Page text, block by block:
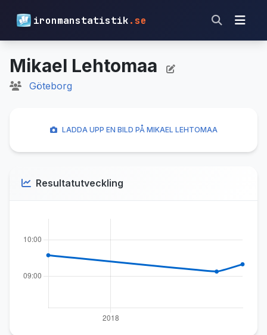
ironmanstatistik.se
Mikael Lehtomaa
Göteborg
LADDA UPP EN BILD PÅ MIKAEL LEHTOMAA
Resultatutveckling